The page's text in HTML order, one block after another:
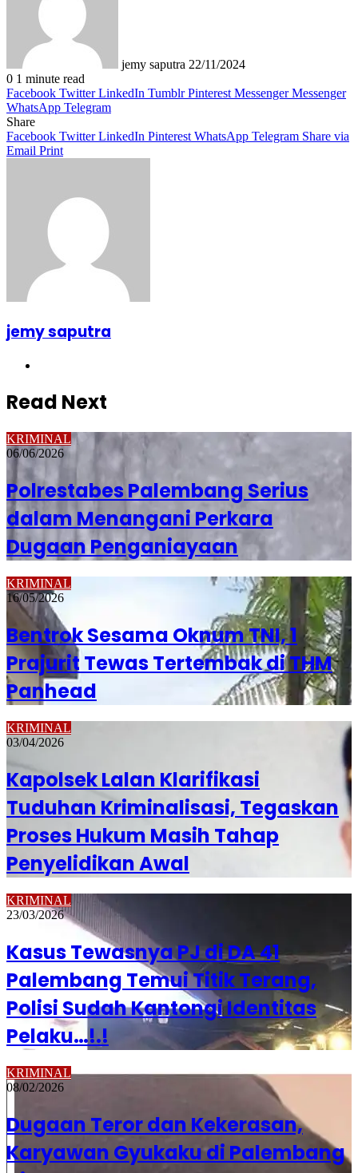
jemy saputra 22/11/2024
0 1 minute read
Facebook Twitter LinkedIn Tumblr Pinterest Messenger Messenger
WhatsApp Telegram
Share
Facebook Twitter LinkedIn Pinterest WhatsApp Telegram Share via
Email Print
jemy saputra
Read Next
KRIMINAL
06/06/2026
Polrestabes Palembang Serius
dalam Menangani Perkara
Dugaan Penganiayaan
KRIMINAL
16/05/2026
Bentrok Sesama Oknum TNI, 1
Prajurit Tewas Tertembak di THM
Panhead
KRIMINAL
03/04/2026
Kapolsek Lalan Klarifikasi
Tuduhan Kriminalisasi, Tegaskan
Proses Hukum Masih Tahap
Penyelidikan Awal
KRIMINAL
23/03/2026
Kasus Tewasnya PJ di DA 41
Palembang Temui Titik Terang,
Polisi Sudah Kantongi Identitas
Pelaku…!.!
KRIMINAL
08/02/2026
Dugaan Teror dan Kekerasan,
Karyawan Gyukaku di Palembang